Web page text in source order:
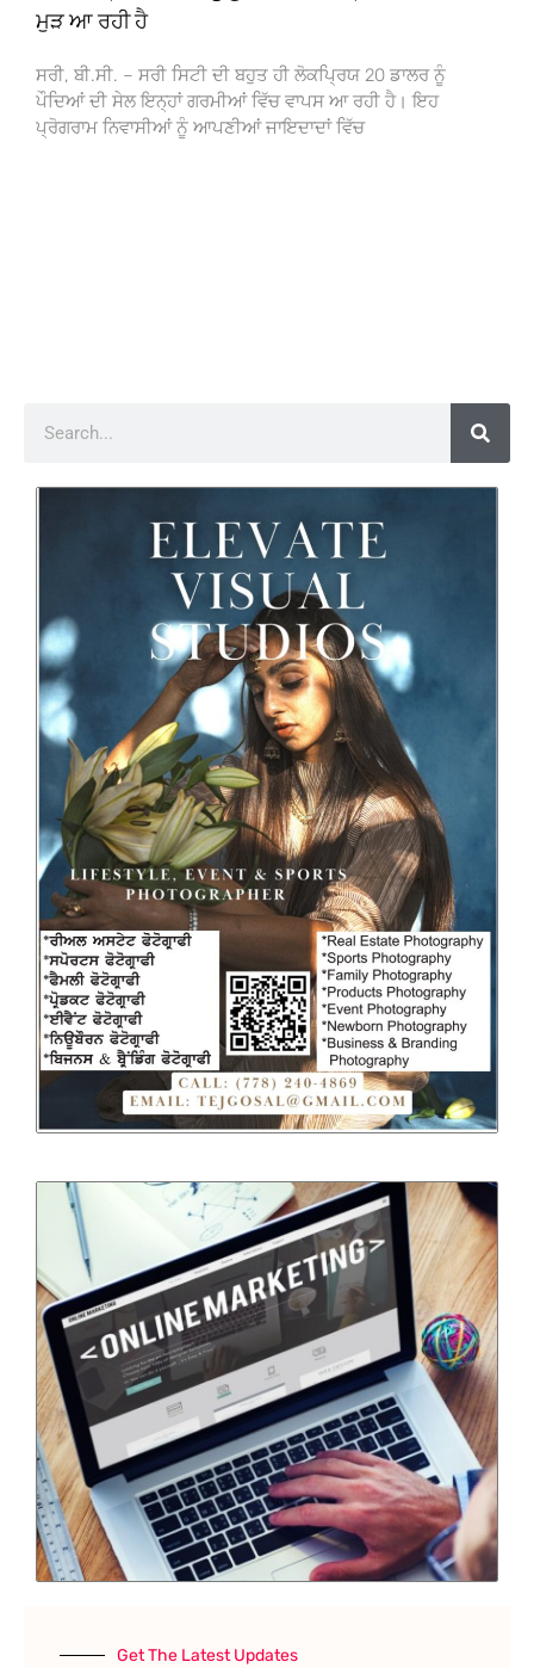
ਮੁੜ ਆ ਰਹੀ ਹੈ
ਸਰੀ, ਬੀ.ਸੀ. – ਸਰੀ ਸਿਟੀ ਦੀ ਬਹੁਤ ਹੀ ਲੋਕਪ੍ਰਿਯ 20 ਡਾਲਰ ਨੂੰ
ਪੌਦਿਆਂ ਦੀ ਸੇਲ ਇਨ੍ਹਾਂ ਗਰਮੀਆਂ ਵਿੱਚ ਵਾਪਸ ਆ ਰਹੀ ਹੈ। ਇਹ
ਪ੍ਰੋਗਰਾਮ ਨਿਵਾਸੀਆਂ ਨੂੰ ਆਪਣੀਆਂ ਜਾਇਦਾਦਾਂ ਵਿੱਚ
Get The Latest Updates